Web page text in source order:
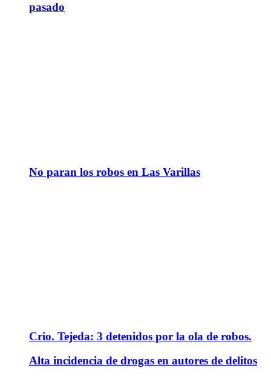
pasado
No paran los robos en Las Varillas
Crio. Tejeda: 3 detenidos por la ola de robos.
Alta incidencia de drogas en autores de delitos